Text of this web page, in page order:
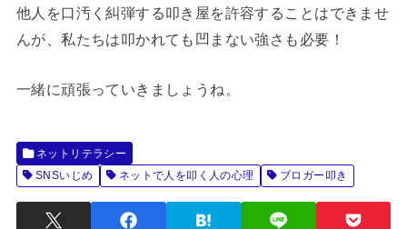
他人を口汚く糾弾する叩き屋を許容することはできませ
んが、私たちは叩かれても凹まない強さも必要！
一緒に頑張っていきましょうね。
ネットリテラシー
SNSいじめ
ネットで人を叩く人の心理 ブロガー叩き